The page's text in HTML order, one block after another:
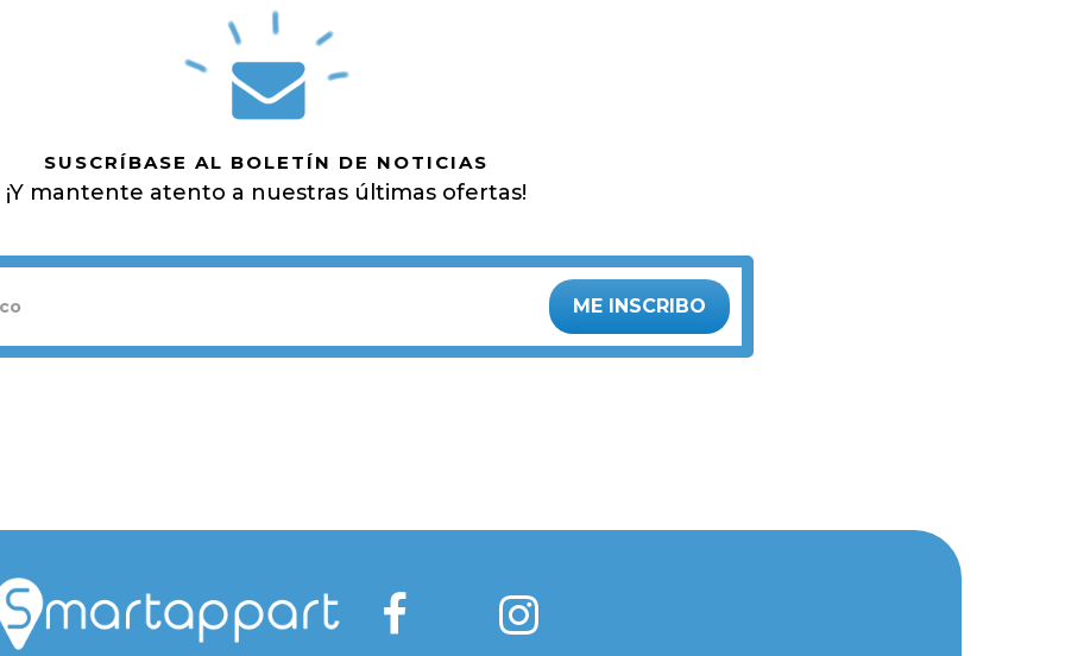
SUSCRÍBASE AL BOLETÍN DE NOTICIAS
¡Y mantente atento a nuestras últimas ofertas!
ME INSCRIBO